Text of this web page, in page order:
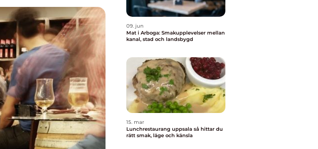
09. jun
Mat i Arboga: Smakupplevelser mellan
kanal, stad och landsbygd
15. mar
Lunchrestaurang uppsala så hittar du
rätt smak, läge och känsla